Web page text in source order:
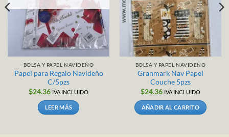
BOLSA Y PAPEL NAVIDEÑO
Papel para Regalo Navideño
C/5pzs
$24.36 IVA INCLUIDO
LEER MÁS
BOLSA Y PAPEL NAVIDEÑO
Granmark Nav Papel
Couche 5pzs
$24.36 IVA INCLUIDO
AÑADIR AL CARRITO